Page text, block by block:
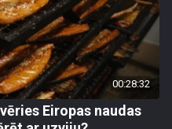
00:28:32
Eiropas naudas